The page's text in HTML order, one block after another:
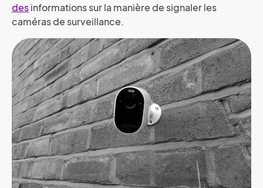
desinformations sur la manière de signaler les
caméras de surveillance.